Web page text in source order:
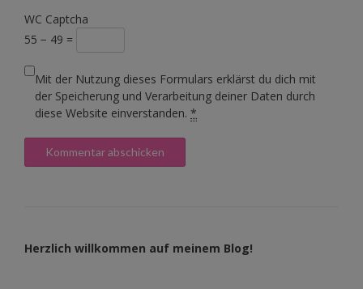
WC Captcha
55 − 49 =
Mit der Nutzung dieses Formulars erklärst du dich mit
der Speicherung und Verarbeitung deiner Daten durch
diese Website einverstanden. *
Herzlich willkommen auf meinem Blog!